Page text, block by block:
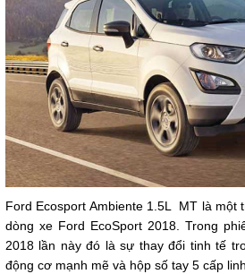
Ford Ecosport Ambiente 1.5L
MT là một
dòng xe Ford EcoSport 2018. Trong
2018 lần này đó là sự thay đổi tinh tế
động cơ mạnh mẽ và hộp số tay 5 cấp